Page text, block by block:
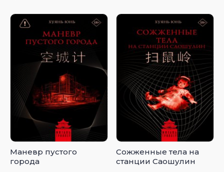
Маневр пустого
города
Сожженные тела на
станции Саошулин